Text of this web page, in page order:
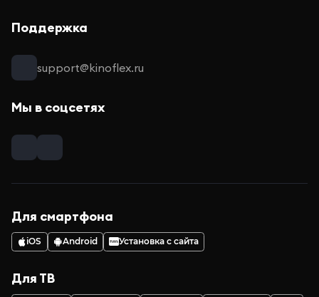
Поддержка
support@kinoflex.ru
Мы в соцсетях
Для смартфона
iOS Android Установка с сайта
Для ТВ